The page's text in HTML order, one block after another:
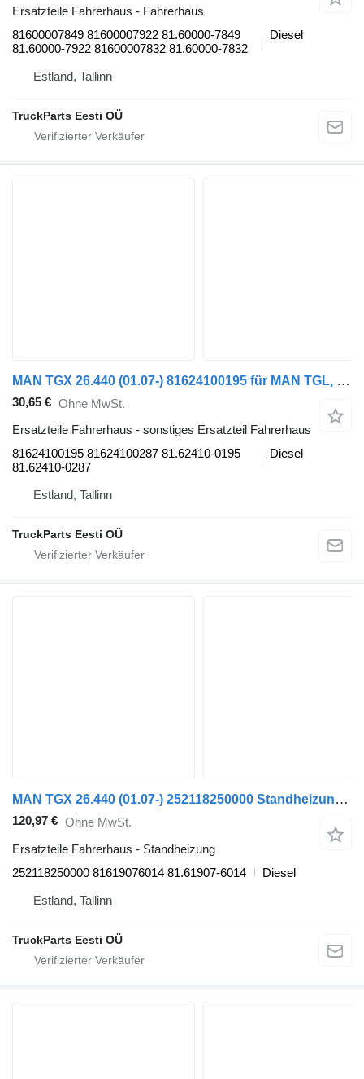
Ersatzteile Fahrerhaus - Fahrerhaus
81600007849 81600007922 81.60000-7849
81.60000-7922 81600007832 81.60000-7832
Diesel
Estland, Tallinn
TruckParts Eesti OÜ
MAN TGX 26.440 (01.07-) 81624100195 für MAN TGL, TGM, TGS, TGX (2005-2021) Sattelzugmaschine
30,65 € Ohne MwSt.
Ersatzteile Fahrerhaus - sonstiges Ersatzteil Fahrerhaus
81624100195 81624100287 81.62410-0195
81.62410-0287
Diesel
Estland, Tallinn
TruckParts Eesti OÜ
MAN TGX 26.440 (01.07-) 252118250000 Standheizung für MAN TGL, TGM, TGS, TGX (2005-2021) Sattelzugmaschine
120,97 € Ohne MwSt.
Ersatzteile Fahrerhaus - Standheizung
252118250000 81619076014 81.61907-6014
Diesel
Estland, Tallinn
TruckParts Eesti OÜ